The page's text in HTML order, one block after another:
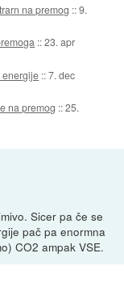
na premog ::9.
::23. apr
energije ::7. dec
na premog ::25.
Sicer pa če se
pač pa enormna
CO2 ampak VSE.